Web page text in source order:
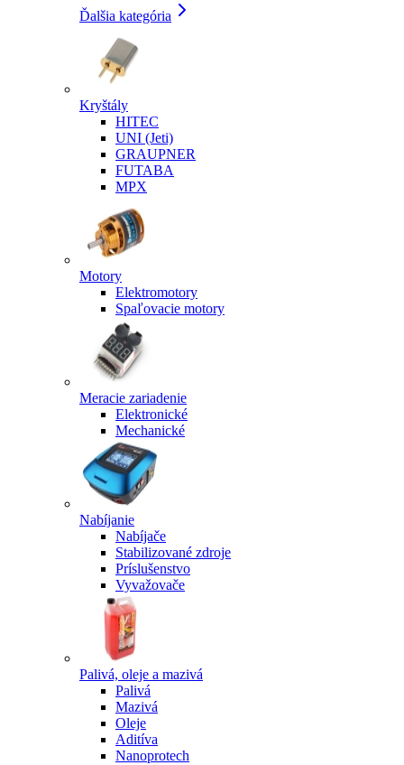
Ďalšia kategória
Kryštály
HITEC
UNI (Jeti)
GRAUPNER
FUTABA
MPX
Motory
Elektromotory
Spaľovacie motory
Meracie zariadenie
Elektronické
Mechanické
Nabíjanie
Nabíjače
Stabilizované zdroje
Príslušenstvo
Vyvažovače
Palivá, oleje a mazivá
Palivá
Mazivá
Oleje
Aditíva
Nanoprotech